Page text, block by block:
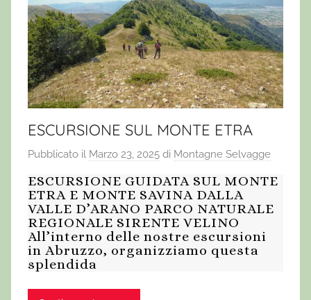
ESCURSIONE SUL MONTE ETRA
Pubblicato il Marzo 23, 2025 di Montagne Selvagge
ESCURSIONE GUIDATA SUL MONTE
ETRA E MONTE SAVINA DALLA
VALLE D’ARANO PARCO NATURALE
REGIONALE SIRENTE VELINO
All’interno delle nostre escursioni
in Abruzzo, organizziamo questa
splendida